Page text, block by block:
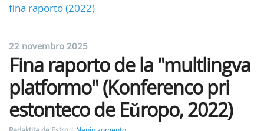
fina raporto (2022)
22 novembro 2025
Fina raporto de la "multlingva
platformo" (Konferenco pri
estonteco de Eŭropo, 2022)